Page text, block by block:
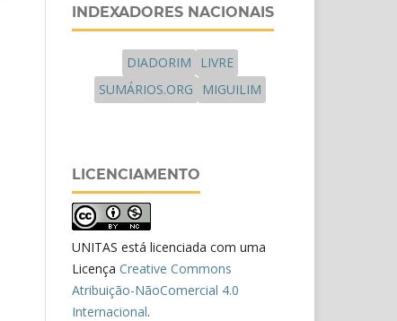
INDEXADORES NACIONAIS
DIADORIM
LIVRE
SUMÁRIOS.ORG
MIGUILIM
LICENCIAMENTO
UNITAS está licenciada com uma
Licença Creative Commons
Atribuição-NãoComercial 4.0
Internacional.